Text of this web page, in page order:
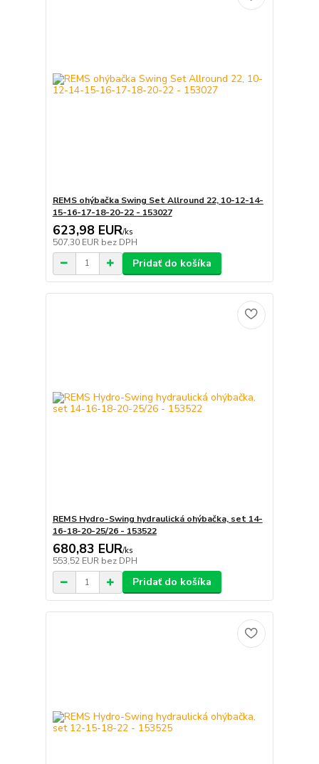
REMS ohýbačka Swing Set Allround 22, 10-12-14-
15-16-17-18-20-22 - 153027
623,98 EUR/ks
507,30 EUR bez DPH
Pridať do košíka
REMS Hydro-Swing hydraulická ohýbačka, set 14-
16-18-20-25/26 - 153522
680,83 EUR/ks
553,52 EUR bez DPH
Pridať do košíka